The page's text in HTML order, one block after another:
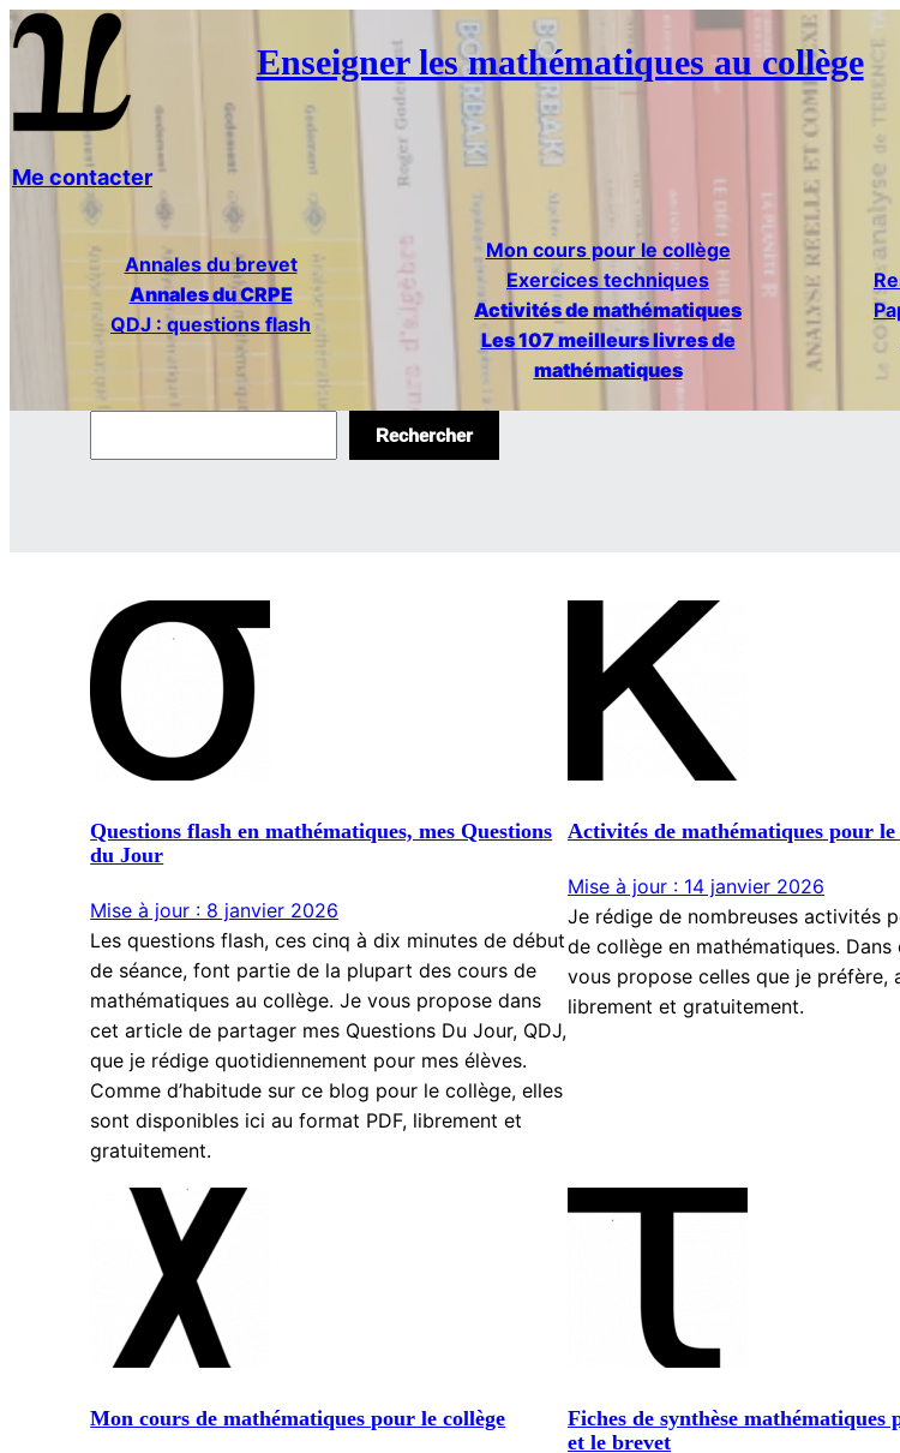
Enseigner les mathématiques au collège
Me contacter
Annales du brevet
Annales du CRPE
QDJ : questions flash
Mon cours pour le collège
Exercices techniques
Activités de mathématiques
Les 107 meilleurs livres de
mathématiques
e
r
Rechercher
Questions flash en mathématiques, mes Questions
du Jour
Mise à jour : 8 janvier 2026
Les questions flash, ces cinq à dix minutes de début
de séance, font partie de la plupart des cours de
mathématiques au collège. Je vous propose dans
cet article de partager mes Questions Du Jour, QDJ,
que je rédige quotidiennement pour mes élèves.
Comme d’habitude sur ce blog pour le collège, elles
sont disponibles ici au format PDF, librement et
gratuitement.
Activités de mathématiques pour le
Mise à jour : 14 janvier 2026
Je rédige de nombreuses activités
de collège en mathématiques.
vous propose celles que je préfère,
librement et gratuitement.
Mon cours de mathématiques pour le collège
Fiches de synthèse mathématiques
et le brevet